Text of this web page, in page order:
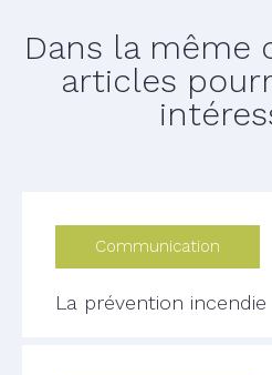
Dans la même
articles
Communication
La prévention incendie